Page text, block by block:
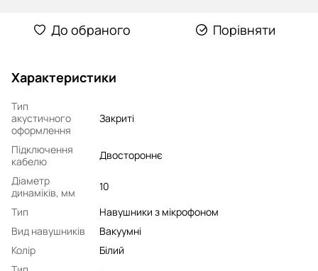
До обраного Порівняти
Характеристики
Тип
акустичного
оформлення
Закриті
Підключення
кабелю
Двостороннє
Діаметр
динаміків, мм
10
Тип
Навушники з мікрофоном
Вид навушників
Вакуумні
Колір
Білий